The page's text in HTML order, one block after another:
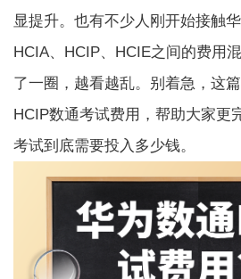
显提升。也有不少人刚开始接触
HCIA、HCIP、HCIE之间的费用
了一圈，越看越乱。别着急，这
HCIP数通考试费用，帮助大家更
考试到底需要投入多少钱。